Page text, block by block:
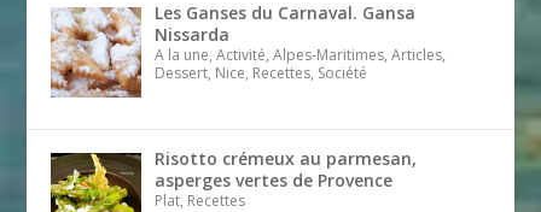
Les Ganses du Carnaval. Gansa
Nissarda
A la une, Activité, Alpes-Maritimes, Articles,
Dessert, Nice, Recettes, Société
Risotto crémeux au parmesan,
asperges vertes de Provence
Plat, Recettes